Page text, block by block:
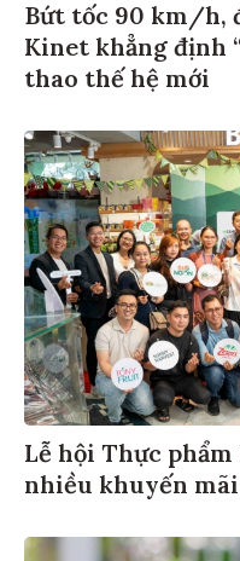
Bứt tốc 90 km/h,
Kinet khẳng định
thao thế hệ mới
Lễ hội Thực
nhiều khuyến mãi